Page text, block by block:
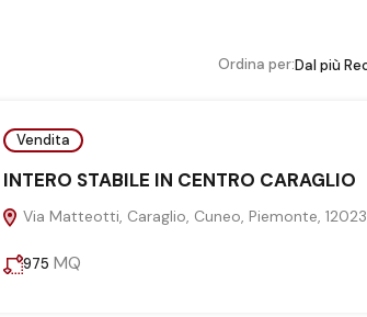
Ordina per:Dal più
Vendita
INTERO STABILE IN CENTRO CARAGLIO
Via Matteotti, Caraglio, Cuneo, Piemonte,
975 MQ